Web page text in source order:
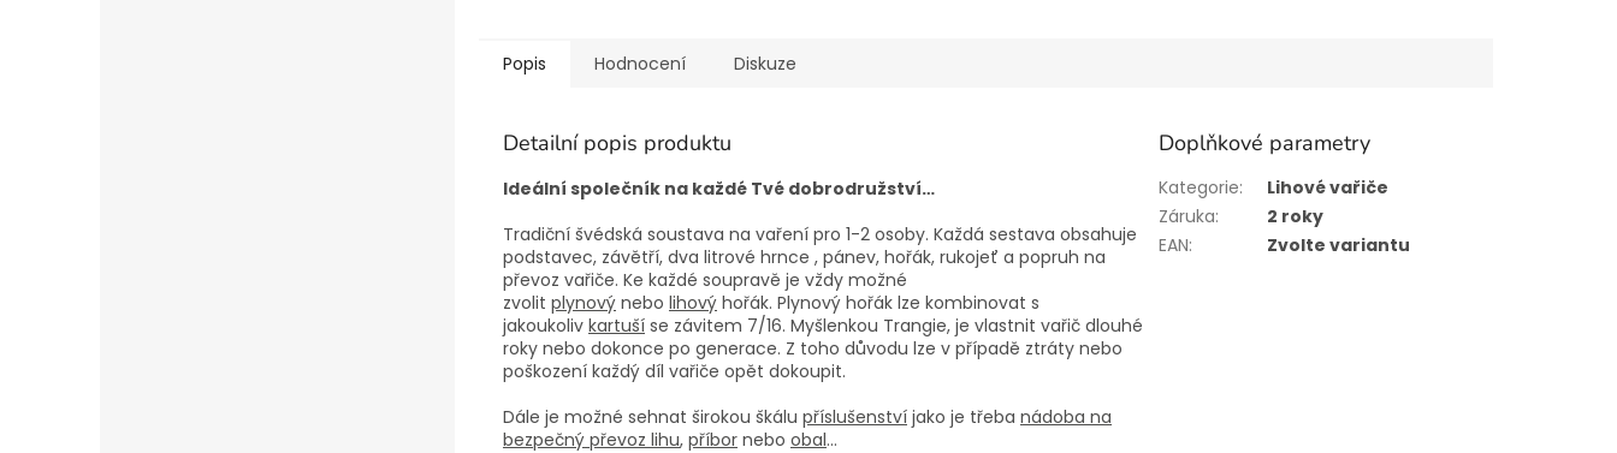
Popis Hodnocení Diskuze
Detailní popis produktu
Ideální společník na každé Tvé dobrodružství…
Tradiční švédská soustava na vaření pro 1-2 osoby. Každá sestava obsahuje
podstavec, závětří, dva litrové hrnce , pánev, hořák, rukojeť a popruh na
převoz vařiče. Ke každé soupravě je vždy možné
zvolit plynový nebo lihový hořák. Plynový hořák lze kombinovat s
jakoukoliv kartuší se závitem 7/16. Myšlenkou Trangie, je vlastnit vařič dlouhé
roky nebo dokonce po generace. Z toho důvodu lze v případě ztráty nebo
poškození každý díl vařiče opět dokoupit.
Dále je možné sehnat širokou škálu příslušenství jako je třeba nádoba na
bezpečný převoz lihu, příbor nebo obal…
Doplňkové parametry
Kategorie:
Lihové vařiče
Záruka:
2 roky
EAN: Zvolte variantu